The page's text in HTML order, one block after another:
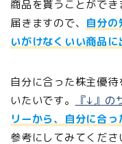
商品を貰うことがで
届きますので、 自分
いがけなくいい商品
自分に合った株主優
いたいです。
『↓』の
リーから、自分に合
参考にしてみてくださ